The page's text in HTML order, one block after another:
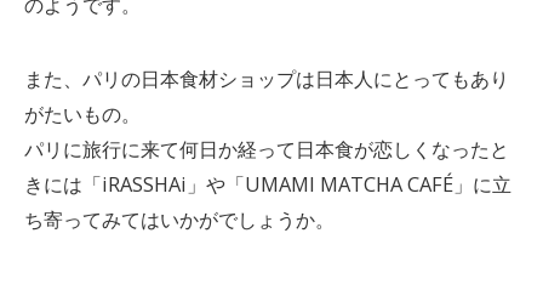
また、パリの日本食材ショップは日本人にとってもあり
がたいもの。
パリに旅行に来て何日か経って日本食が恋しくなったと
きには「iRASSHAi」や「UMAMI MATCHA CAFÉ」に立
ち寄ってみてはいかがでしょうか。